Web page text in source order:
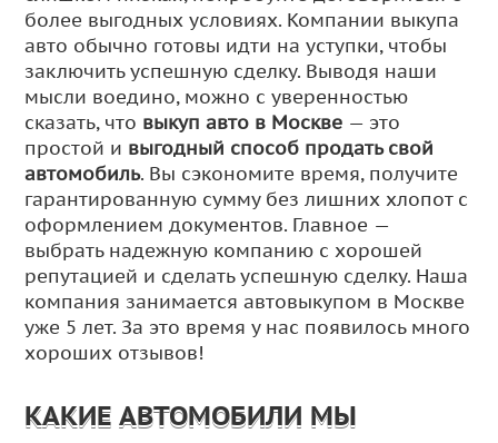
более выгодных условиях. Компании выкупа
авто обычно готовы идти на уступки, чтобы
заключить успешную сделку. Выводя наши
мысли воедино, можно с уверенностью
сказать, что выкуп авто в Москве — это
простой и выгодный способ продать свой
автомобиль. Вы сэкономите время, получите
гарантированную сумму без лишних хлопот с
оформлением документов. Главное —
выбрать надежную компанию с хорошей
репутацией и сделать успешную сделку. Наша
компания занимается автовыкупом в Москве
уже 5 лет. За это время у нас появилось много
хороших отзывов!
КАКИЕ АВТОМОБИЛИ МЫ